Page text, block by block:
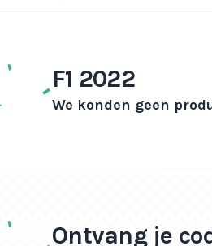
F1 2022
We konden geen
Ontvang je